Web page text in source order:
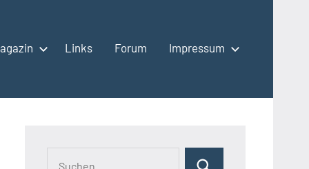
Links Forum Impressum